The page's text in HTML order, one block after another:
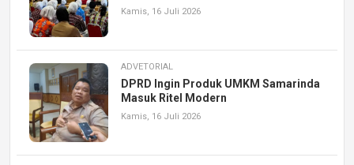
Kamis, 16 Juli 2026
ADVETORIAL
DPRD Ingin Produk UMKM Samarinda
Masuk Ritel Modern
Kamis, 16 Juli 2026